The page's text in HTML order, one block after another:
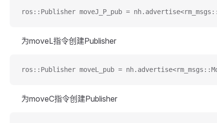
ros::Publisher moveJ_P_pub =
为moveL指令创建Publisher
ros::Publisher moveL_pub =
为moveC指令创建Publisher